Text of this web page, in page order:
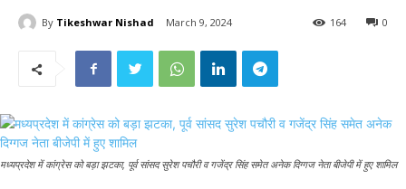
By Tikeshwar Nishad March 9, 2024 0
164
मध्यप्रदेश में कांग्रेस को बड़ा झटका, पूर्व सांसद सुरेश पचौरी व गजेंद्र सिंह समेत अनेक दिग्गज नेता बीजेपी में हुए शामिल